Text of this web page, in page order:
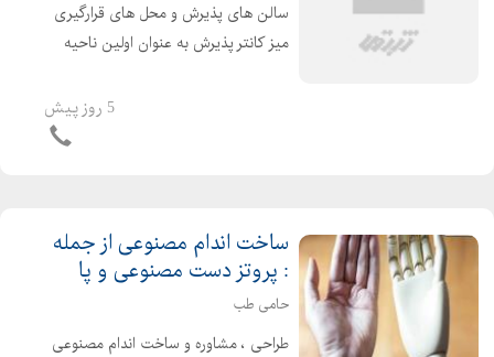
سالن های پذیرش و محل های قرارگیری
میز کانتر پذیرش به عنوان اولین ناحیه
دفتر کار شما شناخته میشود . و میتواند
تاثیر بسزایی در تصویر ذهنی اولیه ارباب
5 روز پیش
ساخت اندام مصنوعی از جمله
: پروتز دست مصنوعی و پا
حامی طب
طراحی ، مشاوره و ساخت اندام مصنوعی